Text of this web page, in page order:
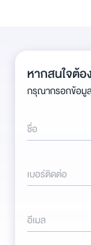
หากสนใจต้
กรุณากรอกข้อมู
ชื่อ
เบอร์ติดต่อ
อีเมล